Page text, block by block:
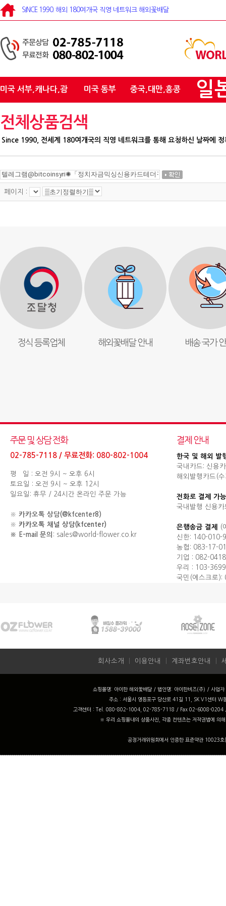
SINCE 1990. 해외 180여개국 직영 네트워크 해외꽃배달
미국 서부,캐나다,괌 미국 동부 중국,대만,홍콩 일
전체상품검색
Since 1990, 전세계 180여개국의 직영 네트워크를 통해 요청하신 날짜에
페이지 :
정식 등록업체 해외꽃배달 안내 배송 국가
주문 및 상담 전화
02-785-7118 / 무료전화: 080-802-1004
평 일 : 오전 9시 ~ 오후 6시
토요일 : 오전 9시 ~ 오후 12시
일요일: 휴무 / 24시간 온라인 주문 가능
※ 카카오톡 상담(@kfcenter8)
※ 카카오톡 채널 상담(kfcenter)
※ E-mail 문의 : sales@world-flower.co.kr
결제 안내
한국 및 해외 발
국내카드: 신용
해외발행카드(
전화로 결제 가
국내발행 신용
은행송금 결제
(
신한: 140-010-
농협: 083-17-
기업 : 082-
우리 : 103-
국민(에스크로
회사소개 이용안내 계좌번호안내
쇼핑몰명: 아이한 해외꽃배달 / 법인명: 아이한비즈(주) / 사업
주소 : 서울시 영등포구 당산로 41길 11, SK V1센터
고객센터 : Tel. 080-802-1004, 02-785-7118 / Fax 02-6008-0204
※ 우리 쇼핑몰내의 상품사진, 각종 컨텐츠는 저작권법에 의
공정거래위원회에서 인증한 표준약관 10023